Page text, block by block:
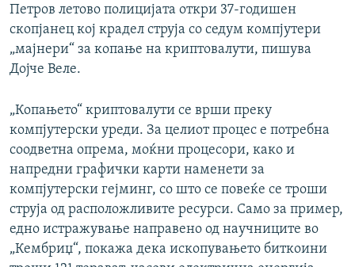
Петров летово полицијата откри 37-годишен
скопјанец кој крадел струја со седум компјутери
„мајнери“ за копање на криптовалути, пишува
Дојче Веле.
„Копањето“ криптовалути се врши преку
компјутерски уреди. За целиот процес е потребна
соодветна опрема, моќни процесори, како и
напредни графички карти наменети за
компјутерски гејминг, со што се повеќе се троши
струја од расположливите ресурси. Само за пример,
едно истражување направено од научниците во
„Кембриџ“, покажа дека ископувањето биткоини